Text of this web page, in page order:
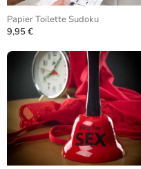
Papier Toilette Sudoku
9,95 €